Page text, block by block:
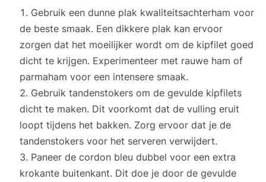
Gebruik een dunne plak kwaliteitsachterham voor
de beste smaak. Een dikkere plak kan ervoor
zorgen dat het moeilijker wordt om de kipfilet goed
dicht te krijgen. Experimenteer met rauwe ham of
parmaham voor een intensere smaak.
Gebruik tandenstokers om de gevulde kipfilets
dicht te maken. Dit voorkomt dat de vulling eruit
loopt tijdens het bakken. Zorg ervoor dat je de
tandenstokers voor het serveren verwijdert.
Paneer de cordon bleu dubbel voor een extra
krokante buitenkant. Dit doe je door de gevulde